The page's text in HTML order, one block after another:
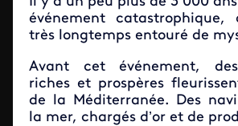
événement
très longtemps entouré de
Avant cet événement,
riches et prospères
de la Méditerranée. Des
la mer, chargés d’or et de